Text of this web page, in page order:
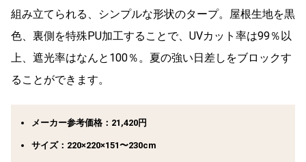
組み立てられる、シンプルな形状のタープ。屋根生地を黒
色、裏側を特殊PU加工することで、UVカット率は99％以
上、遮光率はなんと100％。夏の強い日差しをブロックす
ることができます。
メーカー参考価格：21,420円
サイズ：220×220×151〜230cm